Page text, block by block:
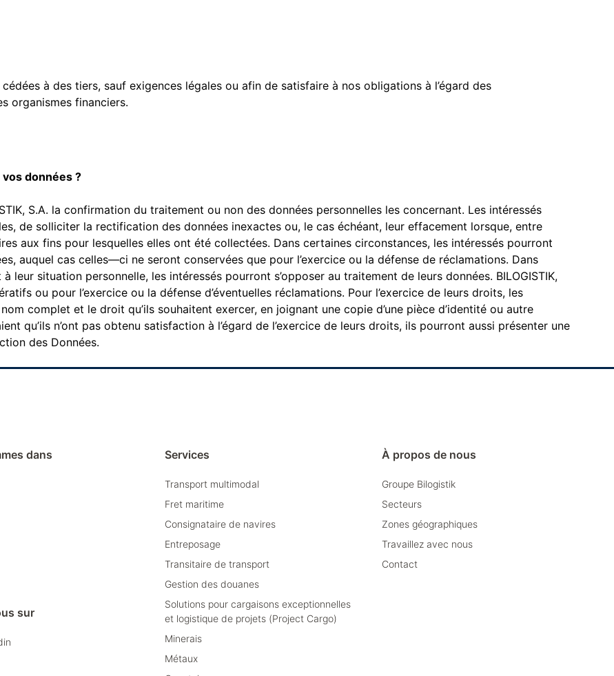
à des tiers, sauf exigences légales ou afin de satisfaire à nos obligations à l’égard des
organismes financiers.
données ?
S.A. la confirmation du traitement ou non des données personnelles les concernant. Les intéressés
de solliciter la rectification des données inexactes ou, le cas échéant, leur effacement lorsque, entre
aux fins pour lesquelles elles ont été collectées. Dans certaines circonstances, les intéressés pourront
auquel cas celles—ci ne seront conservées que pour l’exercice ou la défense de réclamations. Dans
situation personnelle, les intéressés pourront s’opposer au traitement de leurs données. BILOGISTIK,
ou pour l’exercice ou la défense d’éventuelles réclamations. Pour l’exercice de leurs droits, les
complet et le droit qu’ils souhaitent exercer, en joignant une copie d’une pièce d’identité ou autre
qu’ils n’ont pas obtenu satisfaction à l’égard de l’exercice de leurs droits, ils pourront aussi présenter une
des Données.
dans
sur
Services
Transport multimodal
Fret maritime
Consignataire de navires
Entreposage
Transitaire de transport
Gestion des douanes
Solutions pour cargaisons exceptionnelles
et logistique de projets (Project Cargo)
Minerais
Métaux
À propos de nous
Groupe Bilogistik
Secteurs
Zones géographiques
Travaillez avec nous
Contact